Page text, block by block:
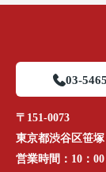
03-
〒151-0073
東京都渋谷区笹
営業時間： 10：